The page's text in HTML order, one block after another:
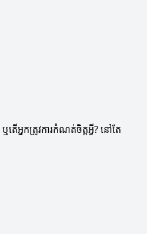
ើអ្នកត្រូវការកំណត់ចិត្តអ្វី? នៅតែ